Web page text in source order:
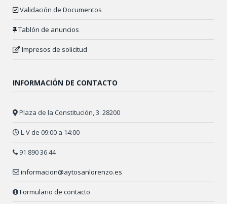
Validación de Documentos
Tablón de anuncios
Impresos de solicitud
INFORMACIÓN DE CONTACTO
Plaza de la Constitución, 3. 28200
L-V de 09:00 a 14:00
91 890 36 44
informacion@aytosanlorenzo.es
Formulario de contacto